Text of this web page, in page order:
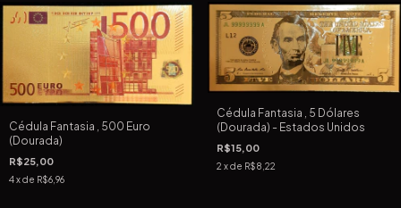
Cédula Fantasia , 500 Euro
(Dourada)
R$25,00
4x de R$6,96
Cédula Fantasia , 5 Dólares
(Dourada) - Estados Unidos
R$15,00
2 x de R$8,22